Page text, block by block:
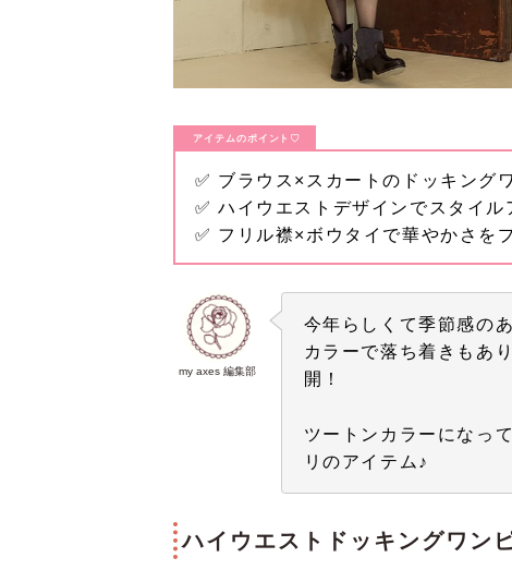
アイテムのポイント♡
✅ ブラウス×スカートのドッキング
✅ ハイウエストデザインでスタイ
✅ フリル襟×ボウタイで華やかさを
my axes 編集部
今年らしくて季節感の
カラーで落ち着きもあ
開！
ツートンカラーになっ
リのアイテム♪
ハイウエストドッキングワン